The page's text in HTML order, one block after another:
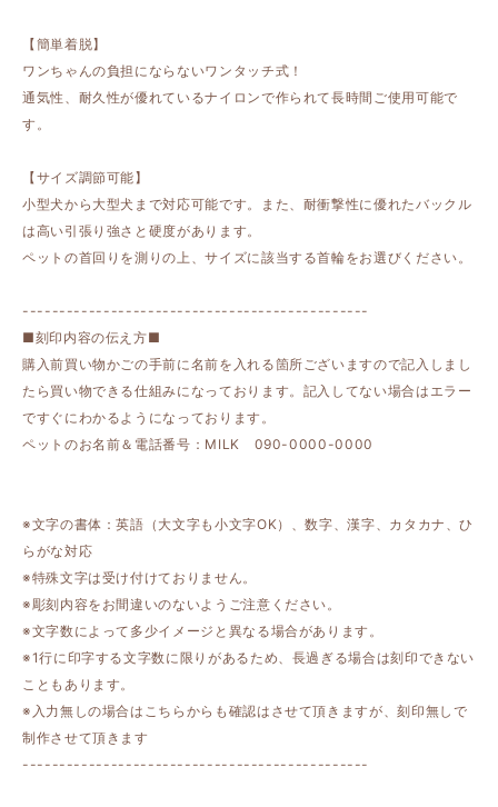
【簡単着脱】
ワンちゃんの負担にならないワンタッチ式！
通気性、耐久性が優れているナイロンで作られて長時間ご使用可能で
す。
【サイズ調節可能】
小型犬から大型犬まで対応可能です。また、耐衝撃性に優れたバックル
は高い引張り強さと硬度があります。
ペットの首回りを測りの上、サイズに該当する首輪をお選びください。
-----------------------------------------------
■刻印内容の伝え方■
購入前買い物かごの手前に名前を入れる箇所ございますので記入しまし
たら買い物できる仕組みになっております。記入してない場合はエラー
ですぐにわかるようになっております。
ペットのお名前＆電話番号：MILK 090-0000-0000
※文字の書体：英語（大文字も小文字OK）、数字、漢字、カタカナ、ひ
らがな対応
※特殊文字は受け付けておりません。
※彫刻内容をお間違いのないようご注意ください。
※文字数によって多少イメージと異なる場合があります。
※1行に印字する文字数に限りがあるため、長過ぎる場合は刻印できない
こともあります。
※入力無しの場合はこちらからも確認はさせて頂きますが、刻印無しで
制作させて頂きます
-----------------------------------------------